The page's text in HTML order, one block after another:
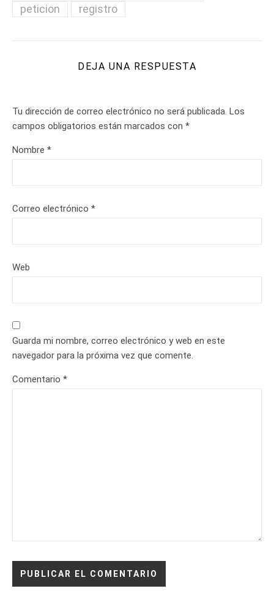
peticion
registro
DEJA UNA RESPUESTA
Tu dirección de correo electrónico no será publicada. Los
campos obligatorios están marcados con *
Nombre *
Correo electrónico *
Web
Guarda mi nombre, correo electrónico y web en este
navegador para la próxima vez que comente.
Comentario *